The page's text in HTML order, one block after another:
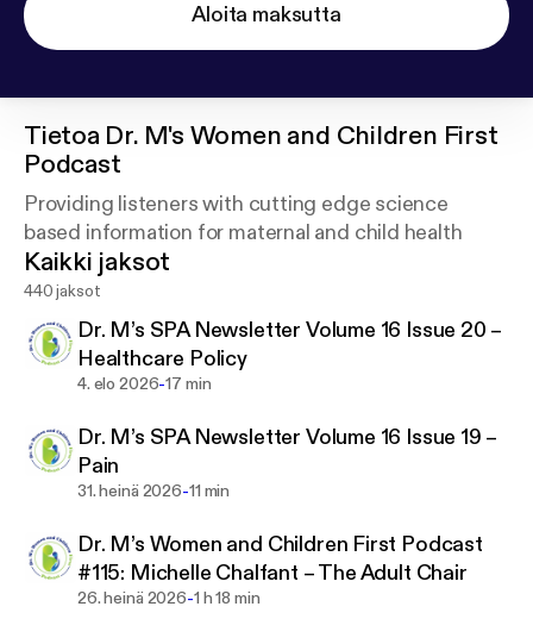
Aloita maksutta
Tietoa Dr. M's Women and Children First
Podcast
Providing listeners with cutting edge science
based information for maternal and child health
Kaikki jaksot
440 jaksot
Dr. M’s SPA Newsletter Volume 16 Issue 20 –
Healthcare Policy
4. elo 2026-17 min
Dr. M’s SPA Newsletter Volume 16 Issue 19 –
Pain
31. heinä 2026-11 min
Dr. M’s Women and Children First Podcast
#115: Michelle Chalfant – The Adult Chair
26. heinä 2026-1 h 18 min